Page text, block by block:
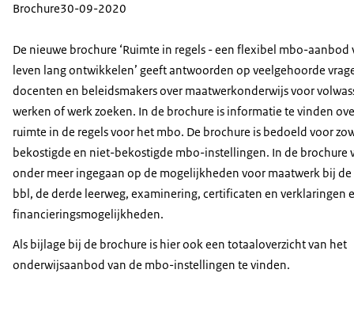
Brochure30-09-2020
De nieuwe brochure ‘Ruimte in regels - een flexibel mbo-aanbod
leven lang ontwikkelen’ geeft antwoorden op veelgehoorde
docenten en beleidsmakers over maatwerkonderwijs voor
werken of werk zoeken. In de brochure is informatie te vinden
ruimte in de regels voor het mbo. De brochure is bedoeld voor
bekostigde en niet-bekostigde mbo-instellingen. In de brochure
onder meer ingegaan op de mogelijkheden voor maatwerk bij
bbl, de derde leerweg, examinering, certificaten en verklaringen
financieringsmogelijkheden.
Als bijlage bij de brochure is hier ook een totaaloverzicht van het
onderwijsaanbod van de mbo-instellingen te vinden.